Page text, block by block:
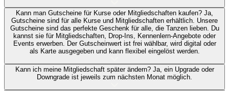
Kann man Gutscheine für Kurse oder Mitgliedschaften kaufen? Ja,
Gutscheine sind für alle Kurse und Mitgliedschaften erhältlich. Unsere
Gutscheine sind das perfekte Geschenk für alle, die Tanzen lieben. Du
kannst sie für Mitgliedschaften, Drop-Ins, Kennenlern-Angebote oder
Events erwerben. Der Gutscheinwert ist frei wählbar, wird digital oder
als Karte ausgegeben und kann flexibel eingelöst werden.
Kann ich meine Mitgliedschaft später ändern? Ja, ein Upgrade oder
Downgrade ist jeweils zum nächsten Monat möglich.